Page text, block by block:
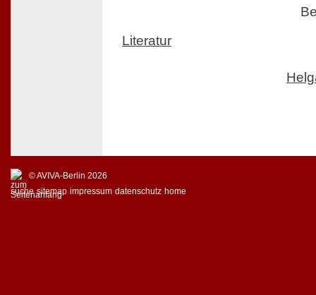
Literatur
© AVIVA-Berlin 2026
suche sitemap impressum datenschutz home